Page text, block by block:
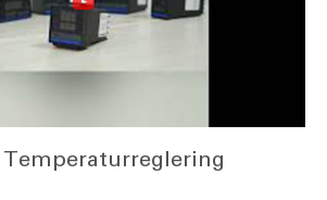
Temperaturreglering